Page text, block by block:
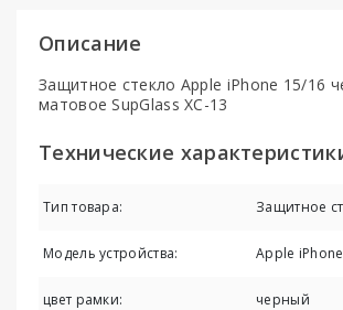
Описание
Защитное стекло Apple iPhone 15/16
матовое SupGlass XC-13
Технические
Тип товара: Защитное
Модель устройства: Apple
цвет рамки: черный